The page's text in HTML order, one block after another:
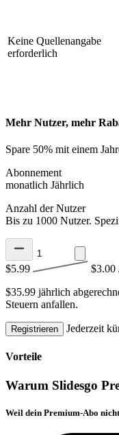
Keine Quellenangabe
erforderlich
Mehr Nutzer, mehr
Spare 50% mit einem
Abonnement
monatlich Jährlich
Anzahl der Nutzer
Bis zu 1000 Nutzer.
$5.99 $3.00
$35.99 jährlich
Steuern anfallen.
Registrieren Jederzeit
Vorteile
Warum Slidesgo
Weil dein Premium-Abo